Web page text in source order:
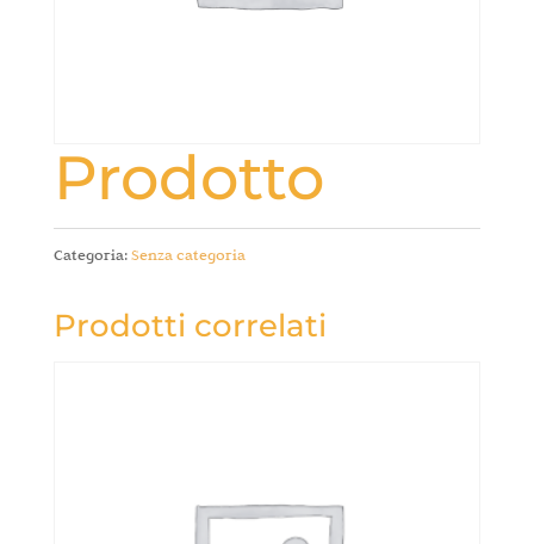
Prodotto
Categoria:Senza categoria
Prodotti correlati